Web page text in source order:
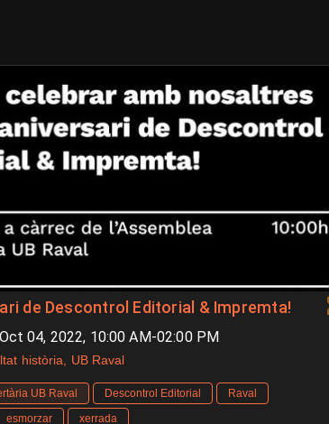
de Descontrol Editorial & Impremta!
04, 2022, 10:00 AM-02:00 PM
història, UB Raval
UB Raval Descontrol Editorial
Raval
esmorzar xerrada